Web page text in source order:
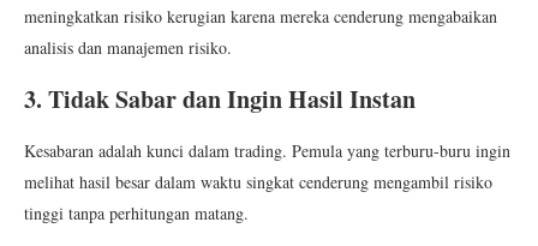
meningkatkan risiko kerugian karena mereka cenderung mengabaikan
analisis dan manajemen risiko.
3. Tidak Sabar dan Ingin Hasil Instan
Kesabaran adalah kunci dalam trading. Pemula yang terburu-buru ingin
melihat hasil besar dalam waktu singkat cenderung mengambil risiko
tinggi tanpa perhitungan matang.